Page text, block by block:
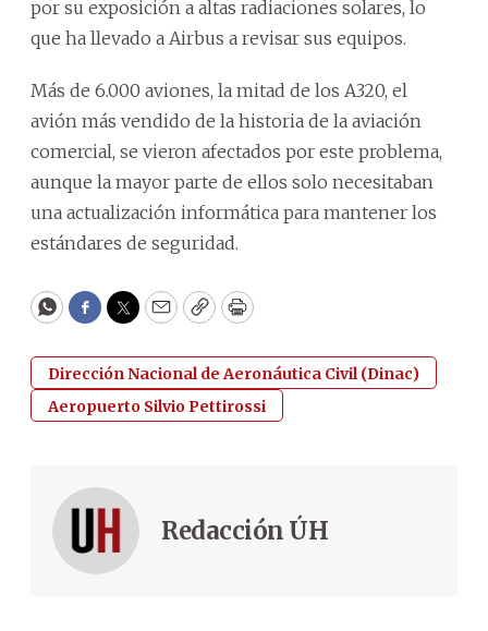
por su exposición a altas radiaciones solares, lo
que ha llevado a Airbus a revisar sus equipos.
Más de 6.000 aviones, la mitad de los A320, el
avión más vendido de la historia de la aviación
comercial, se vieron afectados por este problema,
aunque la mayor parte de ellos solo necesitaban
una actualización informática para mantener los
estándares de seguridad.
WhatsApp
Facebook
Twitter
EmailCopyPrint
Dirección Nacional de Aeronáutica Civil (Dinac)
Aeropuerto Silvio Pettirossi
Redacción ÚH